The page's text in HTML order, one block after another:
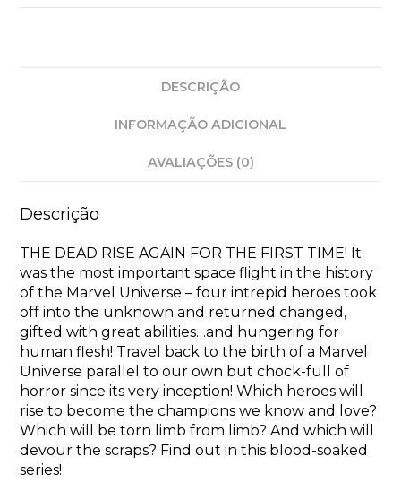
DESCRIÇÃO
INFORMAÇÃO ADICIONAL
AVALIAÇÕES (0)
Descrição
THE DEAD RISE AGAIN FOR THE FIRST TIME! It
was the most important space flight in the history
of the Marvel Universe – four intrepid heroes took
off into the unknown and returned changed,
gifted with great abilities…and hungering for
human flesh! Travel back to the birth of a Marvel
Universe parallel to our own but chock-full of
horror since its very inception! Which heroes will
rise to become the champions we know and love?
Which will be torn limb from limb? And which will
devour the scraps? Find out in this blood-soaked
series!